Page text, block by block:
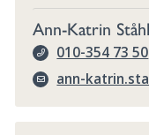
Ann-Katrin
010-354 73 50
ann-